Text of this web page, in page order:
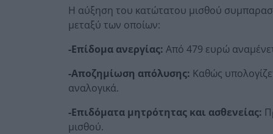
Η αύξηση του κατώτατου μισθού
μεταξύ των οποίων:
-Επίδομα ανεργίας: Από 479 ευρώ
-Αποζημίωση απόλυσης: Καθώς
αναλογικά.
-Επιδόματα μητρότητας και ασθενείας:
μισθού.